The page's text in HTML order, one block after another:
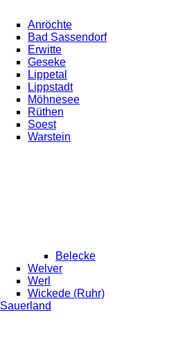
Anröchte
Bad Sassendorf
Erwitte
Geseke
Lippetal
Lippstadt
Möhnesee
Rüthen
Soest
Warstein
Belecke
Welver
Werl
Wickede (Ruhr)
Sauerland